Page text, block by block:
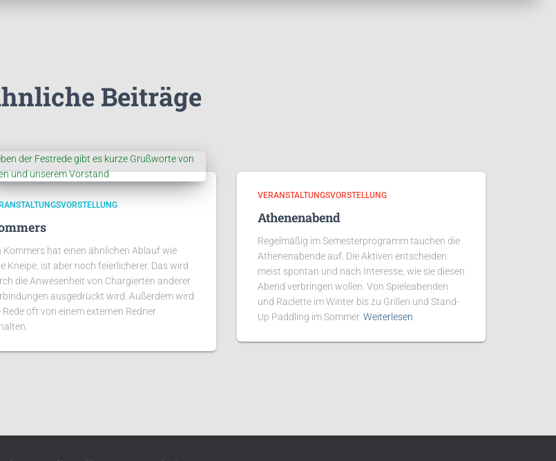
Beiträge
Kommers hat einen ähnlichen Ablauf wie
Kneipe, ist aber noch feierlicherer. Das wird
die Anwesenheit von Chargierten anderer
ausgedrückt wird. Außerdem wird
Rede oft von einem externen Redner
VERANSTALTUNGSVORSTELLUNG
Athenenabend
Regelmäßig im Semesterprogramm tauchen die
Athenenabende auf. Die Aktiven entscheiden
meist spontan und nach Interesse, wie sie diesen
Abend verbringen wollen. Von Spieleabenden
und Raclette im Winter bis zu Grillen und Stand-
Up Paddling im Sommer Weiterlesen